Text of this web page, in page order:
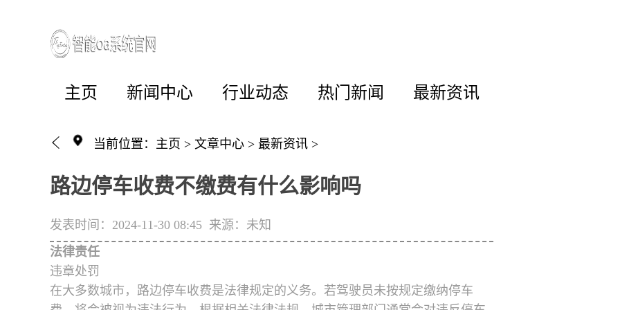
主页 新闻中心 行业动态 热门新闻 最新资讯
当前位置： 主页 > 文章中心 > 最新资讯 >
路边停车收费不缴费有什么影响吗
发表时间：2024-11-30 08:45 来源：未知
法律责任
违章处罚
在大多数城市，路边停车收费是法律规定的义务。若驾驶员未按规定缴纳停车